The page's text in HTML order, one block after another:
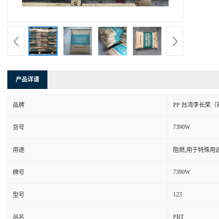
产品详请
品牌 PP 台湾李长荣（
货号 7390W
用途 阻燃,用于特殊用
牌号 7390W
型号 123
品名 PBT